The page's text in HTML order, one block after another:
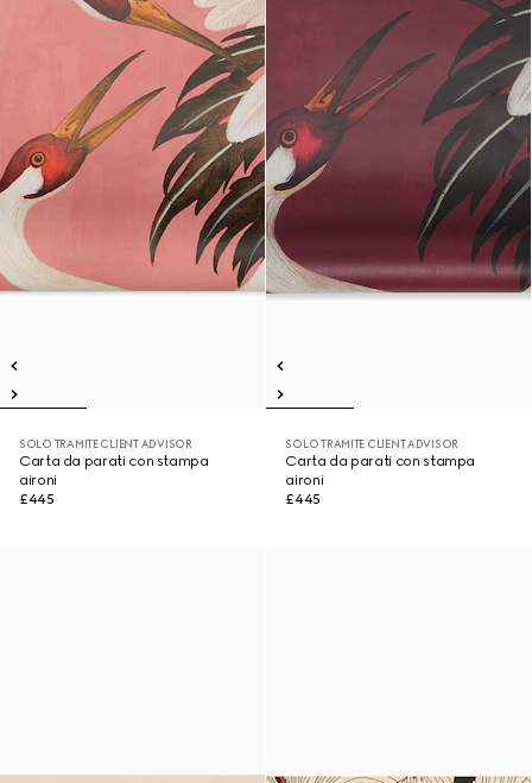
SOLO TRAMITE CLIENT ADVISOR
Carta da parati con stampa
aironi
£445
SOLO TRAMITE CLIENT ADVISOR
Carta da parati con stampa
aironi
£445